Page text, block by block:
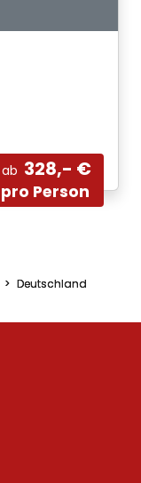
ab 328,- €
pro Person
Deutschland